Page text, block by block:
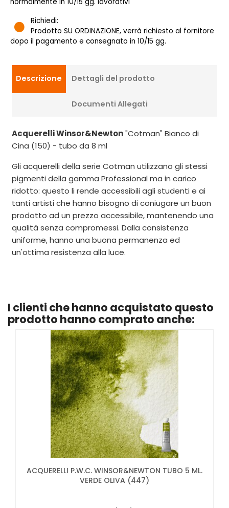
Richiedi:
Prodotto SU ORDINAZIONE, verrà richiesto al fornitore
dopo il pagamento e consegnato in 10/15 gg.
Descrizione Dettagli del prodotto
Documenti Allegati
Acquerelli Winsor&Newton"Cotman" Bianco di
Cina (150) - tubo da 8 ml
Gli acquerelli della serie Cotman utilizzano gli stessi
pigmenti della gamma Professional ma in carico
ridotto: questo li rende accessibili agli studenti e ai
tanti artisti che hanno bisogno di coniugare un buon
prodotto ad un prezzo accessibile, mantenendo una
qualità senza compromessi. Dalla consistenza
uniforme, hanno una buona permanenza ed
un'ottima resistenza alla luce.
I clienti che hanno acquistato questo
prodotto hanno comprato anche:
ACQUERELLI P.W.C. WINSOR&NEWTON TUBO 5 ML.
VERDE OLIVA (447)